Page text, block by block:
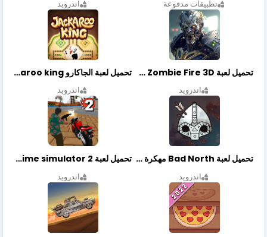
تطبيقات مدفوعة اندرويد
تحميل لعبة Zombie Fire 3D مهكرة آخر إصدار
اندرويد
تحميل لعبة الجاكارو jackaroo king آخر إصدار
اندرويد
تحميل لعبة Bad North مهكرة آخر إصدار
اندرويد
تحميل لعبة Vegas crime simulator 2 مهكرة اخر اصدار
اندرويد